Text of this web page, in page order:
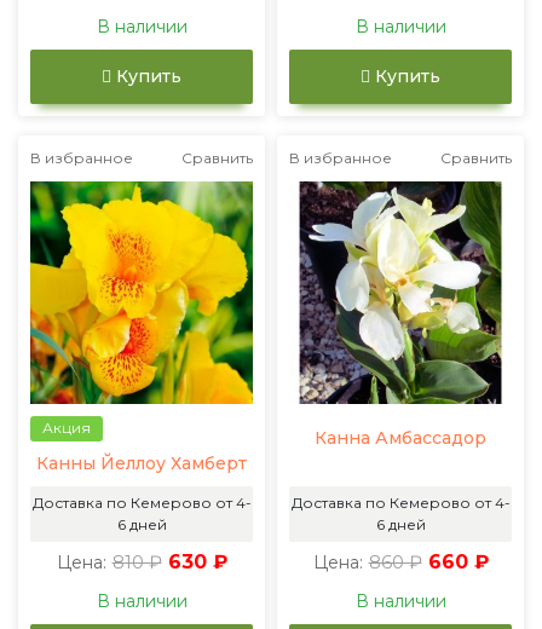
В наличии
Купить
В наличии
Купить
В избранное Сравнить
Акция
Канны Йеллоу Хамберт
Доставка по Кемерово от 4-
6 дней
Цена: 810 ₽ 630 ₽
В наличии
В избранное Сравнить
Канна Амбассадор
Доставка по Кемерово от 4-
6 дней
Цена: 860 ₽ 660 ₽
В наличии